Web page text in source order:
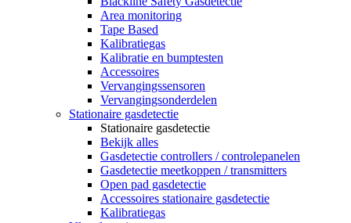
Area monitoring
Tape Based
Kalibratiegas
Kalibratie en bumptesten
Accessoires
Vervangingssensoren
Vervangingsonderdelen
Stationaire gasdetectie
Stationaire gasdetectie
Bekijk alles
Gasdetectie controllers / controlepanelen
Gasdetectie meetkoppen / transmitters
Open pad gasdetectie
Accessoires stationaire gasdetectie
Kalibratiegas